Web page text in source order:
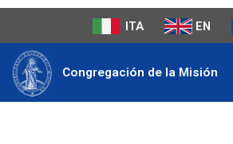
ITA EN
Congregación de la Misión